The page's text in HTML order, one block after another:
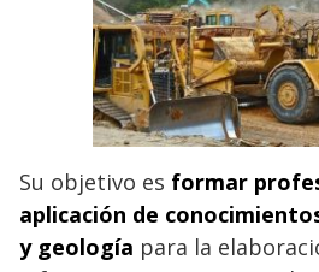
Su objetivo es formar
aplicación de
y geología para la